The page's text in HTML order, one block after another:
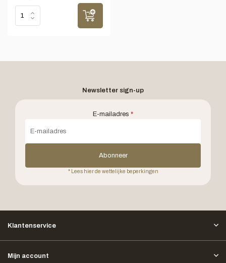
Newsletter sign-up
E-mailadres *
Abonneer
* Lees hier de wettelijke beperkingen
Klantenservice
Mijn account